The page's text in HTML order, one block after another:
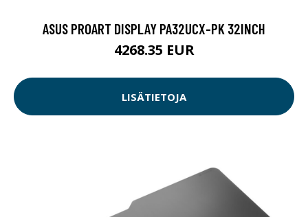
ASUS PROART DISPLAY PA32UCX-PK 32INCH
4268.35 EUR
LISÄTIETOJA